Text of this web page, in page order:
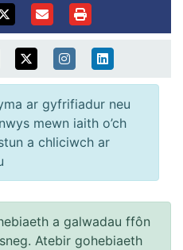
ar gyfrifiadur neu
mewn iaith o’ch
a chliciwch ar
a galwadau ffôn
Atebir gohebiaeth